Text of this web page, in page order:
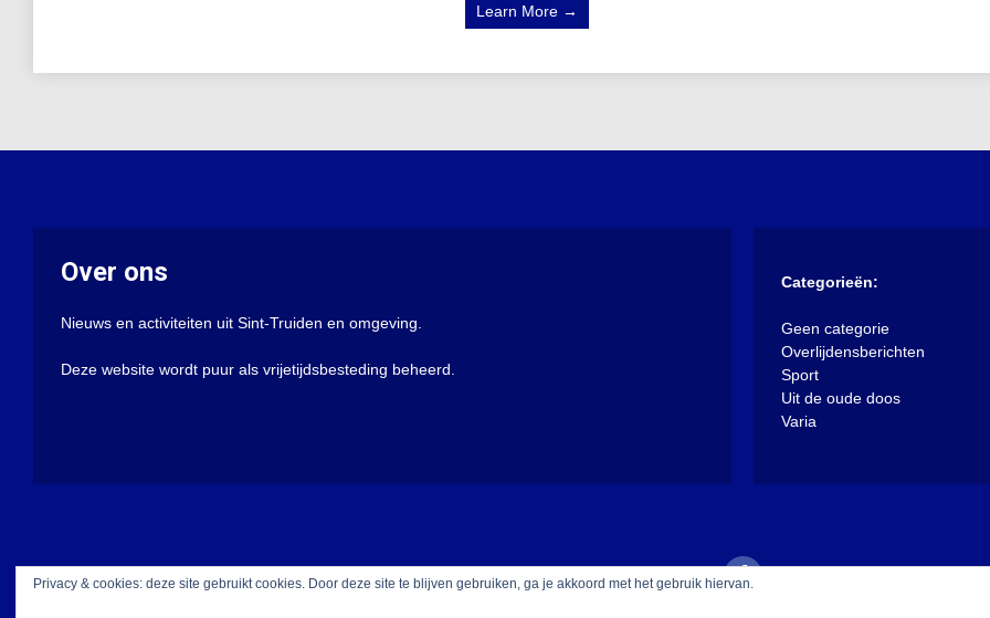
Learn More →
Over ons
Nieuws en activiteiten uit Sint-Truiden en omgeving.
Deze website wordt puur als vrijetijdsbesteding beheerd.
Categorieën:
Geen categorie
Overlijdensberichten
Sport
Uit de oude doos
Varia
Privacy & cookies: deze site gebruikt cookies. Door deze site te blijven gebruiken, ga je akkoord met het gebruik hiervan.